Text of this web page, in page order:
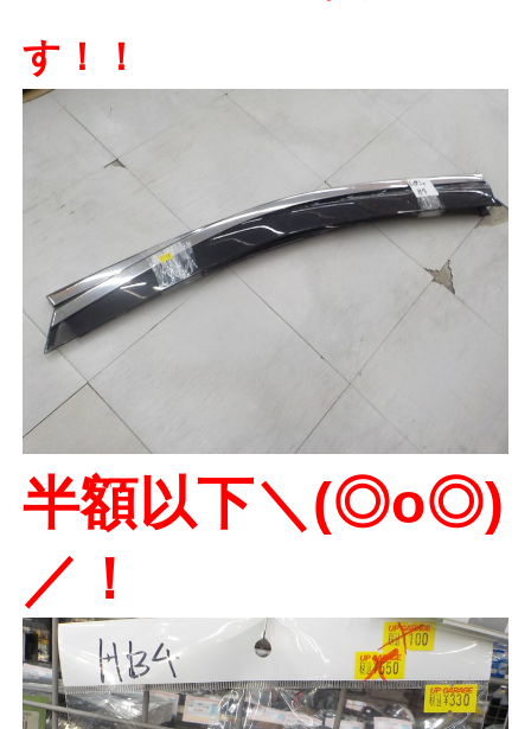
す！！
半額以下＼(◎o◎)
／！